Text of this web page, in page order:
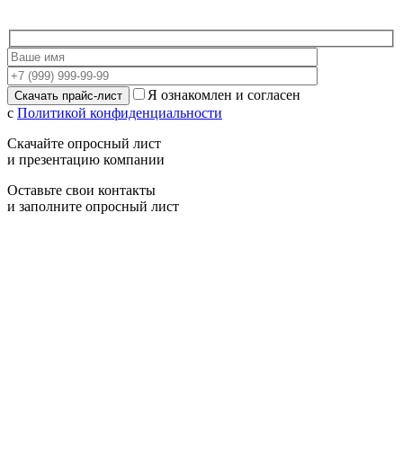
Я ознакомлен и согласен
с Политикой конфиденциальности
Скачайте опросный лист
и презентацию компании
Оставьте свои контакты
и заполните опросный лист